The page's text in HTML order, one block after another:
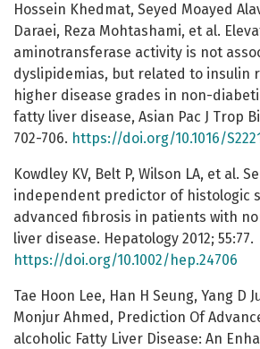
Hossein Khedmat, Seyed Moayed
Daraei, Reza Mohtashami, et al.
aminotransferase activity is not
dyslipidemias, but related to insulin
higher disease grades in non-
fatty liver disease, Asian Pac J Trop
702-706. https://doi.org/10.1016/
Kowdley KV, Belt P, Wilson LA, et al.
independent predictor of histologic
advanced fibrosis in patients with
liver disease. Hepatology 2012; 55:77.
https://doi.org/10.1002/hep.24706
Tae Hoon Lee, Han H Seung, Yang D
Monjur Ahmed, Prediction Of
alcoholic Fatty Liver Disease: An